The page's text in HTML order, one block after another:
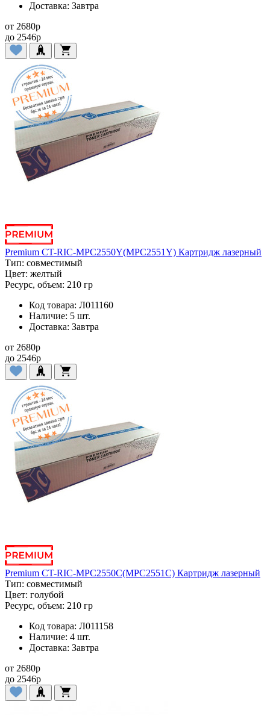
Доставка: Завтра
от 2680p
до 2546p
Premium CT-RIC-MPC2550Y(MPC2551Y) Картридж лазерный
Тип: совместимый
Цвет: желтый
Ресурс, объем: 210 гр
Код товара: Л011160
Наличие: 5 шт.
Доставка: Завтра
от 2680p
до 2546p
Premium CT-RIC-MPC2550C(MPC2551C) Картридж лазерный
Тип: совместимый
Цвет: голубой
Ресурс, объем: 210 гр
Код товара: Л011158
Наличие: 4 шт.
Доставка: Завтра
от 2680p
до 2546p